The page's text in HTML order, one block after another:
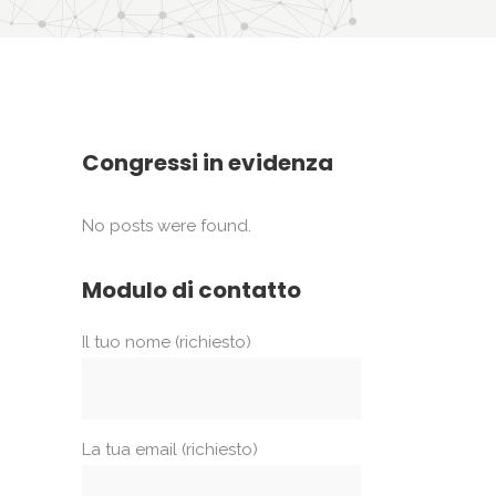
Congressi in evidenza
No posts were found.
Modulo di contatto
Il tuo nome (richiesto)
La tua email (richiesto)